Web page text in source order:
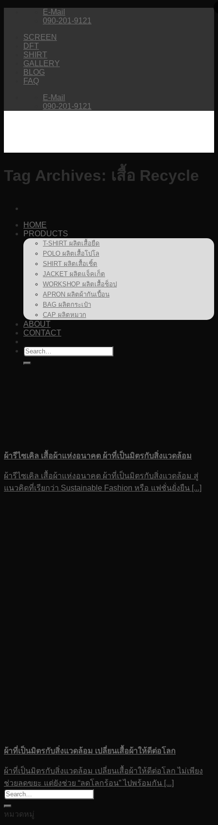
E-Mail
090-201-9121
SCREEN
DFT
SHIRT
GALLERY
BLOG
FAQ
E-Mail
090-201-9121
HOME
PRODUCTS
T-SHIRT ผลิตเสื้อยืด
POLO ผลิตเสื้อโปโล
SHIRT ผลิตเสื้อเชิ้ต
JACKET ผลิตแจ็คเก็ต
WORKSHOP ผลิตเสื้อช็อป
APRON ผลิตผ้ากันเปื้อน
BAG ผลิตกระเป๋า
CAP ผลิตหมวก
ABOUT
CONTACT
Tag Archives: เสื้อ Recycle
ผ้ารีไซเคิล เสื้อผ้าแห่งอนาคต ผ้าที่เป็นมิตรกับสิ่งแวดล้อม
ผ้ารีไซเคิล เสื้อผ้าแห่งอนาคต ผ้าที่เป็นมิตรกับสิ่งแวดล้อม สู่
แนวคิดที่เรียกว่า Sustainable Fashion หรือ แฟชั่นยั่งยืน [...]
ผ้าที่เป็นมิตรกับสิ่งแวดล้อม เปลี่ยนเสื้อผ้าให้ดีต่อโลก
ผ้าที่เป็นมิตรกับสิ่งแวดล้อม เปลี่ยนเสื้อผ้าให้ดีต่อโลก ไม่เพียง
ช่วยลดขยะ แต่ยังช่วย “ลดโลกร้อน” ไปพร้อมกัน [...]
หมวดหมู่